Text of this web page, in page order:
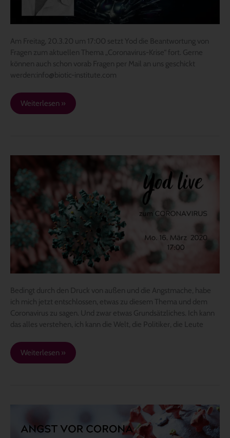
Am Freitag, 20.3.20 um 17:00 setzt Yod die Beantwortung von
Fragen zum aktuellen Thema „Coronavirus-Krise“ fort. Gerne
können auch schon vorab Fragen per Mail an uns geschickt
werden:info@biotic-institute.com
Weiterlesen »
Bedingt durch den Druck von außen und die Angstmache, habe
ich mich jetzt entschlossen, etwas zu diesem Thema und dem
Coronavirus zu sagen. Und zwar etwas Grundsätzliches. Ich kann
das alles verstehen, ich kann die Welt, die Politiker, die Leute
Coronavirus
und
Weiterlesen »
Corona